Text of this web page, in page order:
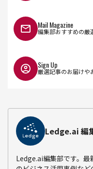
Mail Magazine
編集部おすすめの厳
Sign Up
厳選記事のお届けや
Ledge.ai 編
Ledge.ai編集部です。最